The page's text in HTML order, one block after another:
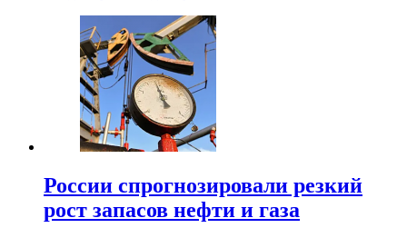
России спрогнозировали резкий
рост запасов нефти и газа